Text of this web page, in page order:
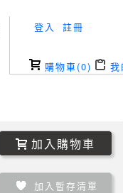
登入 註冊
購物車(0) 我
加入購物車
加入暫存清單